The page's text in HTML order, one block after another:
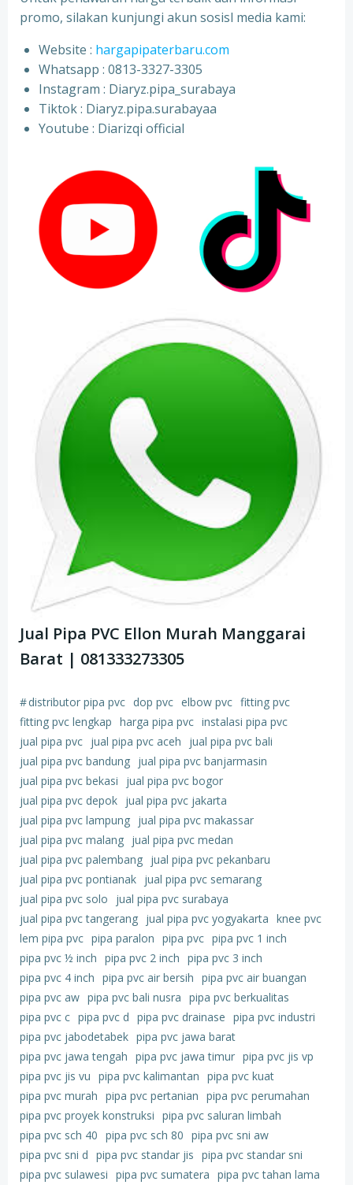
promo, silakan kunjungi akun sosisl media kami:
Website : hargapipaterbaru.com
Whatsapp : 0813-3327-3305
⁠Instagram : Diaryz.pipa_surabaya
⁠Tiktok : Diaryz.pipa.surabayaa
⁠Youtube : Diarizqi official
Jual Pipa PVC Ellon Murah Manggarai
Barat | 081333273305
#distributor pipa pvc dop pvc elbow pvc fitting pvc
fitting pvc lengkap harga pipa pvc instalasi pipa pvc
jual pipa pvc jual pipa pvc aceh
jual pipa pvc bali
jual pipa pvc bandung jual pipa pvc banjarmasin
jual pipa pvc bekasi
jual pipa pvc bogor
jual pipa pvc depok jual pipa pvc jakarta
jual pipa pvc lampung jual pipa pvc makassar
jual pipa pvc malang jual pipa pvc medan
jual pipa pvc palembang jual pipa pvc pekanbaru
jual pipa pvc pontianak jual pipa pvc semarang
jual pipa pvc solo
jual pipa pvc surabaya
jual pipa pvc tangerang jual pipa pvc yogyakarta knee pvc
lem pipa pvc pipa paralon pipa pvc pipa pvc 1 inch
pipa pvc ½ inch pipa pvc 2 inch pipa pvc 3 inch
pipa pvc 4 inch pipa pvc air bersih pipa pvc air buangan
pipa pvc aw pipa pvc bali nusra pipa pvc berkualitas
pipa pvc c pipa pvc d pipa pvc drainase pipa pvc industri
pipa pvc jabodetabek pipa pvc jawa barat
pipa pvc jawa tengah pipa pvc jawa timur pipa pvc jis vp
pipa pvc jis vu pipa pvc kalimantan pipa pvc kuat
pipa pvc murah pipa pvc pertanian pipa pvc perumahan
pipa pvc proyek konstruksi pipa pvc saluran limbah
pipa pvc sch 40 pipa pvc sch 80 pipa pvc sni aw
pipa pvc sni d pipa pvc standar jis pipa pvc standar sni
pipa pvc sulawesi pipa pvc sumatera pipa pvc tahan lama